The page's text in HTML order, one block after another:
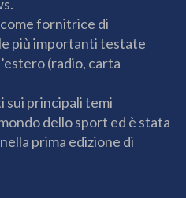
fornitrice di
più importanti testate
(radio, carta
sui principali temi
dello sport ed è stata
prima edizione di